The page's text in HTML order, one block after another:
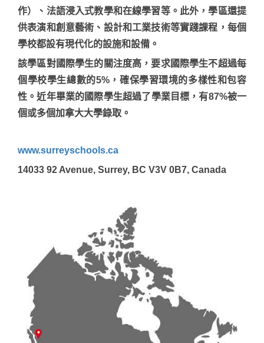
作）、法語浸入式教學和在線學習等。此外，學區還提
供表演和創意藝術、設計和工業技術等實踐課程，每個
學校都設有現代化的設施和設備。
該學區對國際學生的關注度高，要求國際學生不超過每
個學校學生總數的5%，確保學習環境的多樣性和包容
性。近年畢業的國際學生超過了學業目標，有87%被一
個或多個加拿大大學錄取。
www.surreyschools.ca
14033 92 Avenue, Surrey, BC V3V 0B7, Canada